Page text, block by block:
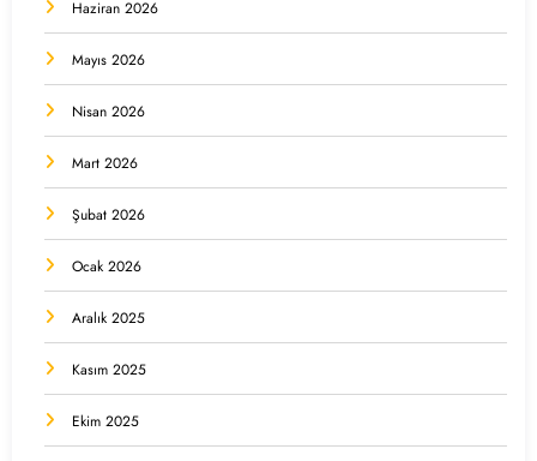
Haziran 2026
Mayıs 2026
Nisan 2026
Mart 2026
Şubat 2026
Ocak 2026
Aralık 2025
Kasım 2025
Ekim 2025